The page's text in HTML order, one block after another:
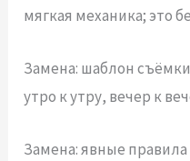
мягкая механика; это
Замена: шаблон
утро к утру, вечер к
Замена: явные